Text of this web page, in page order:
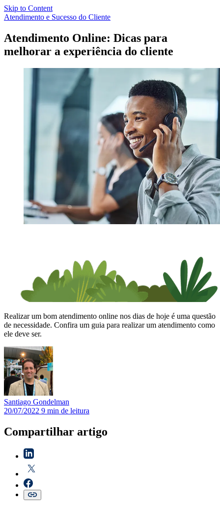
Skip to Content
Atendimento e Sucesso do Cliente
Atendimento Online: Dicas para
melhorar a experiência do cliente
Realizar um bom atendimento online nos dias de hoje é uma questão
de necessidade. Confira um guia para realizar um atendimento como
ele deve ser.
Santiago Gondelman
20/07/2022 9 min de leitura
Compartilhar artigo